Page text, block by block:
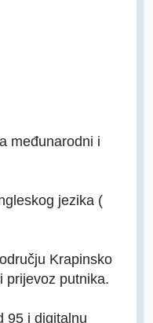
međunarodni i
jezika (
Krapinsko
prijevoz putnika.
95 i digitalnu